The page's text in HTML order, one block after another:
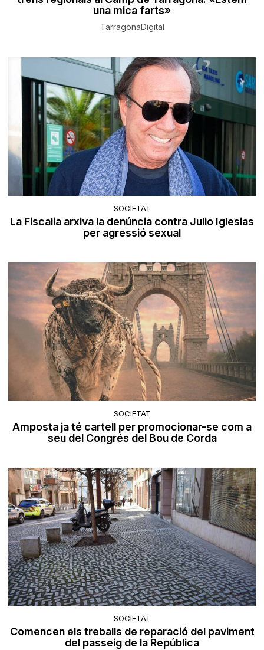
una mica farts»
TarragonaDigital
SOCIETAT
La Fiscalia arxiva la denúncia contra Julio Iglesias
per agressió sexual
SOCIETAT
Amposta ja té cartell per promocionar-se com a
seu del Congrés del Bou de Corda
SOCIETAT
Comencen els treballs de reparació del paviment
del passeig de la República